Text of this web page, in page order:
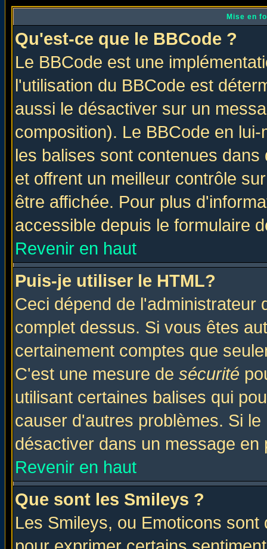
Mise en
Qu'est-ce que le BBCode ?
Le BBCode est une
l'utilisation du BBCode est
aussi le désactiver sur un
composition). Le BBCode en
les balises sont contenues
et offrent un meilleur contrôle
être affichée. Pour plus
accessible depuis le formulaire
Revenir en haut
Puis-je utiliser le HTML?
Ceci dépend de l'administrateur
complet dessus. Si vous êtes
certainement comptes que
C'est une mesure de sécurité
utilisant certaines balises qui
causer d'autres problèmes. Si
désactiver dans un message
Revenir en haut
Que sont les Smileys ?
Les Smileys, ou Emoticons